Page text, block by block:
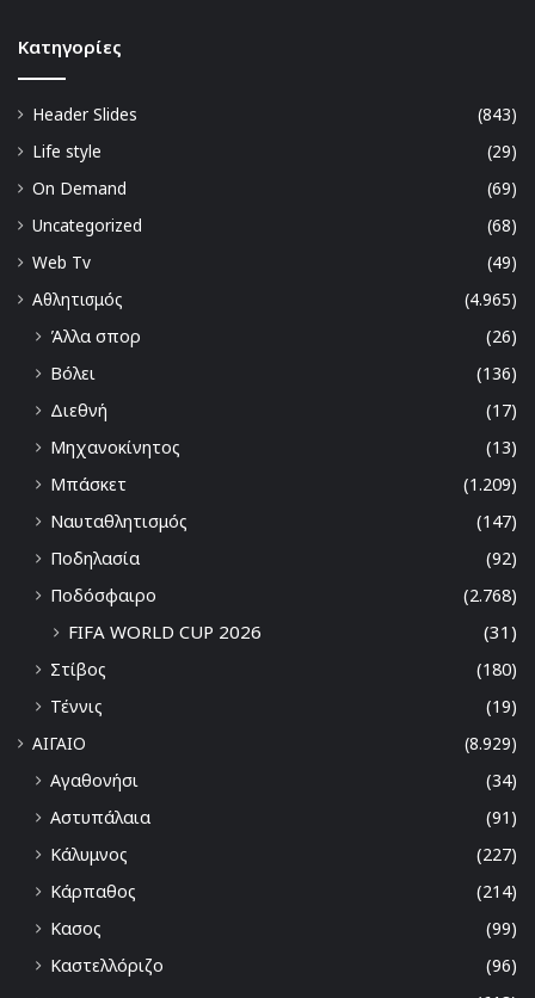
Kατηγορίες
Header Slides
(843)
Life style
(29)
On Demand
(69)
Uncategorized
(68)
Web Tv
(49)
Αθλητισμός
(4.965)
Άλλα σπορ
(26)
Βόλει
(136)
Διεθνή
(17)
Μηχανοκίνητος
(13)
Μπάσκετ
(1.209)
Ναυταθλητισμός
(147)
Ποδηλασία
(92)
Ποδόσφαιρο
(2.768)
FIFA WORLD CUP 2026 (31)
Στίβος
(180)
Τέννις
(19)
ΑΙΓΑΙΟ
(8.929)
Αγαθονήσι
(34)
Αστυπάλαια
(91)
Κάλυμνος
(227)
Κάρπαθος
(214)
Κασος
(99)
Καστελλόριζο
(96)